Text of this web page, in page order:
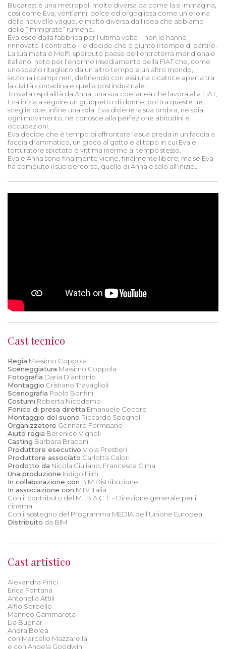
Bucarest è una metropoli molto diversa da come la si immagina,
così come Eva, vent’anni, dolce ed orgogliosa come un’eroina
della nouvelle vague, è molto diversa dall’idea che abbiamo
delle “immigrate” rumene.
Eva esce dalla fabbrica per l’ultima volta – non le hanno
rinnovato il contratto – e decide che è giunto il tempo di partire.
La sua meta è Melfi, sperduto paese dell’entroterra meridionale
italiano, noto per l’enorme insediamento della FIAT che, come
uno spazio ritagliato da un altro tempo e un altro mondo,
seziona i campi neri, definendo con essi una cicatrice aperta tra
la civiltà contadina e quella postindustriale.
Trovata ospitalità da Anna, una sua coetanea che lavora alla FIAT,
Eva inizia a seguire un gruppetto di donne, poi tra queste ne
sceglie due, infine una sola. Eva diviene la sua ombra, ne spia
ogni movimento, ne conosce alla perfezione abitudini e
occupazioni.
Eva decide che è tempo di affrontare la sua preda in un faccia a
faccia drammatico, un gioco al gatto e al topo in cui Eva è
torturatore spietato e vittima inerme al tempo stesso.
Eva e Anna sono finalmente vicine, finalmente libere; ma se Eva
ha compiuto il suo percorso, quello di Anna è solo all’inizio…
Cast tecnico
Regia Massimo Coppola
Sceneggiatura Massimo Coppola
Fotografia Daria D'antonio
Montaggio Cristiano Travaglioli
Scenografia Paolo Bonfini
Costumi Roberta Nicodemo
Fonico di presa diretta Emanuele Cecere
Montaggio del suono Riccardo Spagnol
Organizzatore Gennaro Formisano
Aiuto regia Berenice Vignoli
Casting Barbara Braconi
Produttore esecutivo Viola Prestieri
Produttore associato Carlotta Calori
Prodotto da Nicola Giuliano, Francesca Cima
Una produzione Indigo Film
In collaborazione con BIM Distribuzione
In associazione con MTV Italia
Con il contributo del M.I.B.A.C.T. - Direzione generale per il
cinema
Con il sostegno del Programma MEDIA dell'Unione Europea
Distribuito da BIM
Cast artistico
Alexandra Pirici
Erica Fontana
Antonella Attili
Alfio Sorbello
Manrico Gammarota
Lia Bugnar
Andra Bolea
con Marcello Mazzarella
e con Angela Goodwin